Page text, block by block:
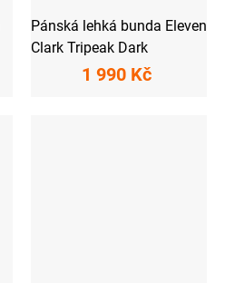
Pánská lehká bunda Eleven
Clark Tripeak Dark
1 990 Kč